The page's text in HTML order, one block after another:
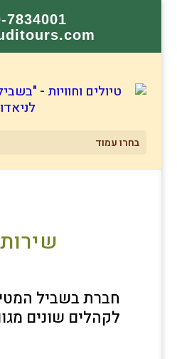
7834001
בחרו עמוד
חברת בשביל
לקהלים שונים